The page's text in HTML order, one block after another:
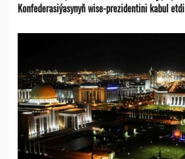
Konfederasiýasynyň wise-prezidentini kabul etdi